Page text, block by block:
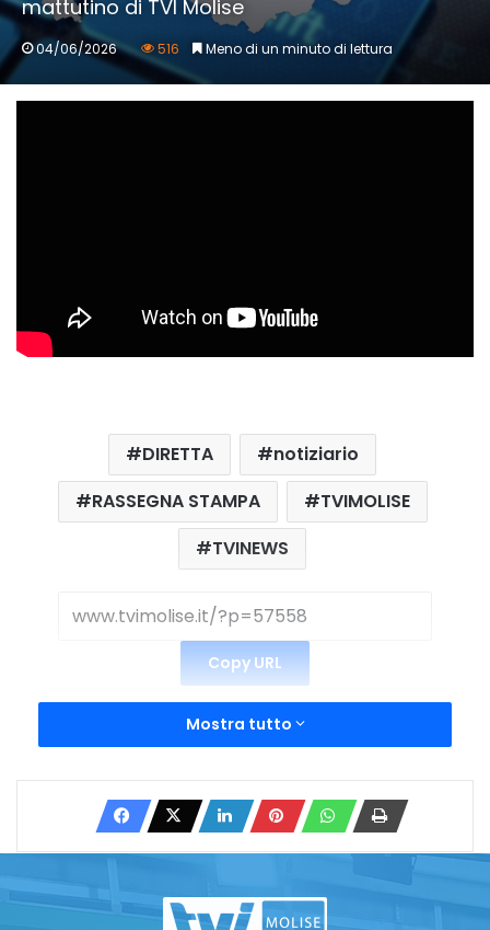
mattutino di TVI Molise
04/06/2026 516 Meno di un minuto di lettura
DIRETTA
notiziario
RASSEGNA STAMPA
TVIMOLISE
TVINEWS
Copy URL
Mostra tutto